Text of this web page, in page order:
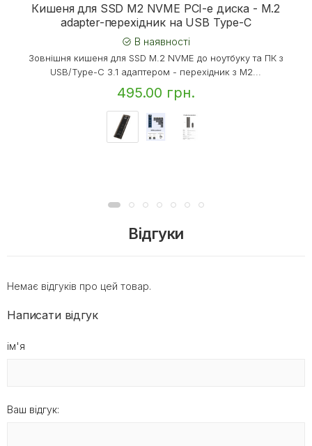
Кишеня для SSD M2 NVME PCI-e диска - M.2
adapter-перехідник на USB Type-C
В наявності
Зовнішня кишеня для SSD M.2 NVME до ноутбуку та ПК з
USB/Type-C 3.1 адаптером - перехідник з M2...
495.00 грн.
Відгуки
Немає відгуків про цей товар.
Написати відгук
ім'я
Ваш відгук: